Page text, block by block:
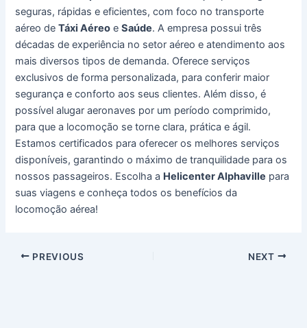
seguras, rápidas e eficientes, com foco no transporte
aéreo deTáxi Aéreo eSaúde. A empresa possui três
décadas de experiência no setor aéreo e atendimento aos
mais diversos tipos de demanda. Oferece serviços
exclusivos de forma personalizada, para conferir maior
segurança e conforto aos seus clientes. Além disso, é
possível alugar aeronaves por um período comprimido,
para que a locomoção se torne clara, prática e ágil.
Estamos certificados para oferecer os melhores serviços
disponíveis, garantindo o máximo de tranquilidade para os
nossos passageiros. Escolha a Helicenter Alphaville para
suas viagens e conheça todos os benefícios da
locomoção aérea!
Post
PREVIOUS NEXT